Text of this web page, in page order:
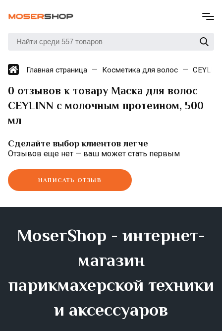
Главная страница Косметика для волос
0 отзывов к товару Маска для волос
CEYLINN с молочным протеином, 500
мл
Сделайте выбор клиентов легче
Отзывов еще нет — ваш может стать первым
НАПИСАТЬ ОТЗЫВ
MoserShop - интернет-
магазин
парикмахерской техники
и аксессуаров